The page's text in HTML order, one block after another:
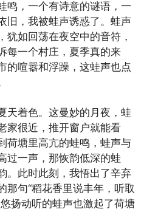
鸣，一个有诗意的谜语，一
旧，我被蛙声诱惑了。蛙声
犹如回荡在夜空中的音符，
每一个村庄，夏季真的来
的喧嚣和浮躁，这蛙声也点
天着色。这曼妙的月夜，蛙
家很近，推开窗户就能看
荷塘里高亢的蛙鸣，蛙声与
过一声，那恢韵低深的蛙
。此时此刻，我悟出了辛弃
那句“稻花香里说丰年，听取
扬动听的蛙声也激起了荷塘